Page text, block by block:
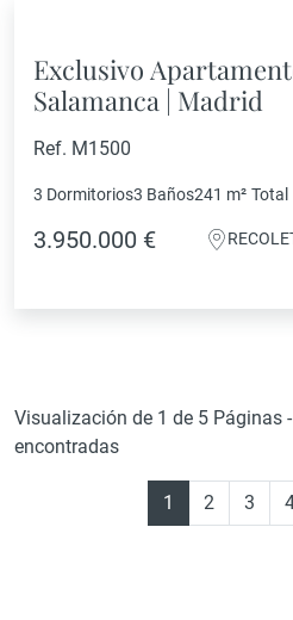
Exclusivo
Salamanca | Madrid
Ref. M1500
3 Dormitorios3 Baños241 m² Total
3.950.000 €
Visualización de 1 de 5 Páginas
encontradas
1 2 3